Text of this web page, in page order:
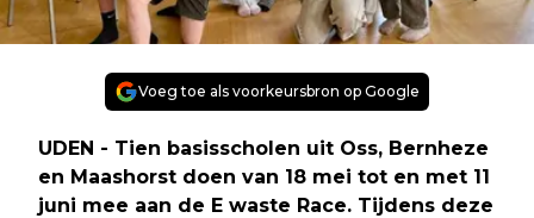
Voeg toe als voorkeursbron op Google
UDEN - Tien basisscholen uit Oss, Bernheze
en Maashorst doen van 18 mei tot en met 11
juni mee aan de E waste Race. Tijdens deze